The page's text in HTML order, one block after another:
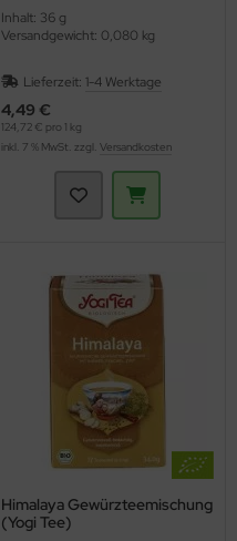
Inhalt: 36 g
Versandgewicht: 0,080 kg
Lieferzeit: 1-4 Werktage
4,49 €
124,72 € pro 1 kg
inkl. 7 % MwSt. zzgl. Versandkosten
Himalaya Gewürzteemischung
(Yogi Tee)